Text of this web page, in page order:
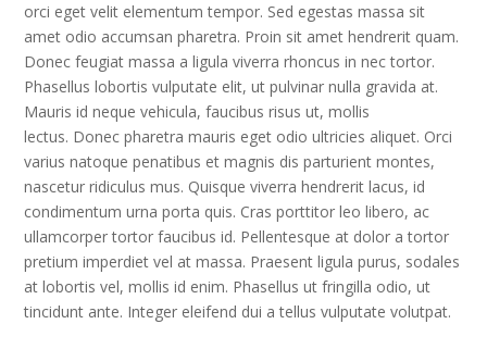
orci eget velit elementum tempor. Sed egestas massa sit
amet odio accumsan pharetra. Proin sit amet hendrerit quam.
Donec feugiat massa a ligula viverra rhoncus in nec tortor.
Phasellus lobortis vulputate elit, ut pulvinar nulla gravida at.
Mauris id neque vehicula, faucibus risus ut, mollis
lectus. Donec pharetra mauris eget odio ultricies aliquet. Orci
varius natoque penatibus et magnis dis parturient montes,
nascetur ridiculus mus. Quisque viverra hendrerit lacus, id
condimentum urna porta quis. Cras porttitor leo libero, ac
ullamcorper tortor faucibus id. Pellentesque at dolor a tortor
pretium imperdiet vel at massa. Praesent ligula purus, sodales
at lobortis vel, mollis id enim. Phasellus ut fringilla odio, ut
tincidunt ante. Integer eleifend dui a tellus vulputate volutpat.